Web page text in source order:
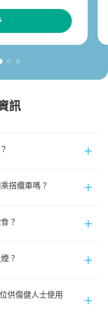
訊
搭纜車嗎？
？
？
供傷健人士使用